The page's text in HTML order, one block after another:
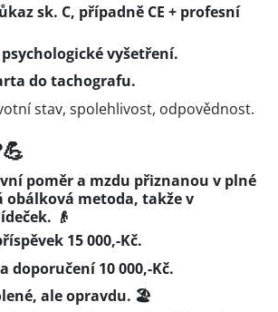
sk. C, případně CE + profesní
vyšetření.
do tachografu.
stav, spolehlivost, odpovědnost.
poměr a mzdu přiznanou v plné
obálková metoda, takže v
👴
15 000,-Kč.
doporučení 10 000,-Kč.
ale opravdu. 🏖️